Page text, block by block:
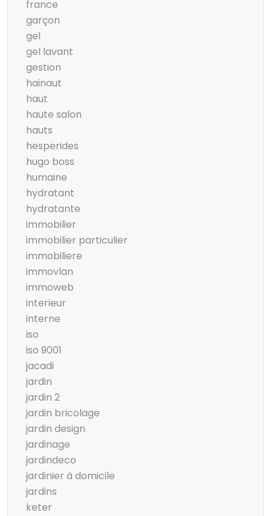
france
garçon
gel
gel lavant
gestion
hainaut
haut
haute salon
hauts
hesperides
hugo boss
humaine
hydratant
hydratante
immobilier
immobilier particulier
immobiliere
immovlan
immoweb
interieur
interne
iso
iso 9001
jacadi
jardin
jardin 2
jardin bricolage
jardin design
jardinage
jardindeco
jardinier à domicile
jardins
keter